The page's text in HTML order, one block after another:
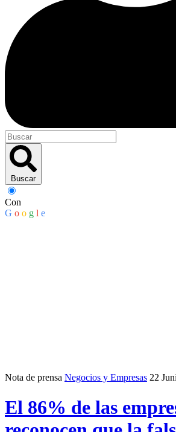
Buscar
Con
G o o g l e
Nota de prensa Negocios y Empresas 22
El 86% de las